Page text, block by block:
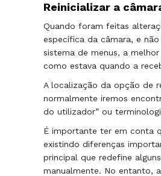
Reinicializar a
Quando foram feitas
específica da câmara, e
sistema de menus, a
como estava quando a
A localização da opção de
normalmente iremos
do utilizador” ou
É importante ter em conta
existindo diferenças
principal que redefine
manualmente. No entanto,